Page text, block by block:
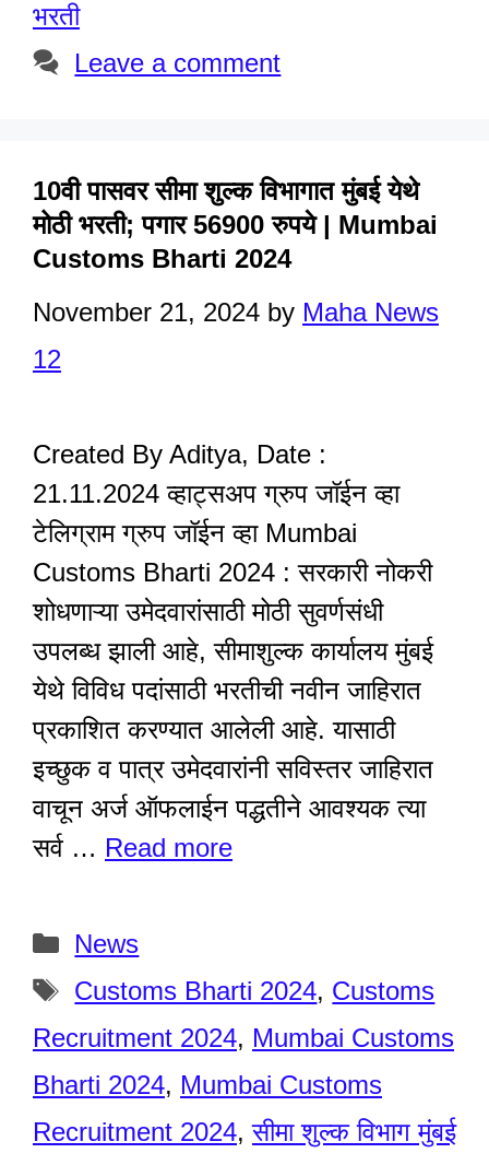
भरती
Leave a comment
10वी पासवर सीमा शुल्क विभागात मुंबई येथे
मोठी भरती; पगार 56900 रुपये | Mumbai
Customs Bharti 2024
November 21, 2024 by Maha News
12
Created By Aditya, Date :
21.11.2024 व्हाट्सअप ग्रुप जॉईन व्हा
टेलिग्राम ग्रुप जॉईन व्हा Mumbai
Customs Bharti 2024 : सरकारी नोकरी
शोधणाऱ्या उमेदवारांसाठी मोठी सुवर्णसंधी
उपलब्ध झाली आहे, सीमाशुल्क कार्यालय मुंबई
येथे विविध पदांसाठी भरतीची नवीन जाहिरात
प्रकाशित करण्यात आलेली आहे. यासाठी
इच्छुक व पात्र उमेदवारांनी सविस्तर जाहिरात
वाचून अर्ज ऑफलाईन पद्धतीने आवश्यक त्या
सर्व … Read more
Categories
News
Tags
Customs Bharti 2024, Customs
Recruitment 2024, Mumbai Customs
Bharti 2024, Mumbai Customs
Recruitment 2024,सीमा शुल्क विभाग मुंबई